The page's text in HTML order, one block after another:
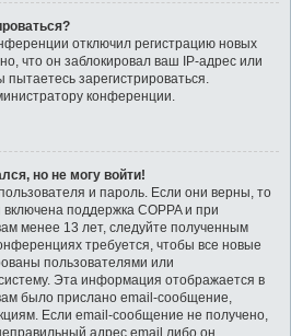
отключил регистрацию новых
что он заблокировал ваш IP-адрес или
зарегистрироваться.
конференции.
но не могу войти!
и пароль. Если они верны, то
поддержка COPPA и при
менее 13 лет, следуйте полученным
требуется, чтобы все новые
пользователями или
Эта информация отображается в
было прислано email-сообщение,
Если email-сообщение не получено,
адрес email либо он